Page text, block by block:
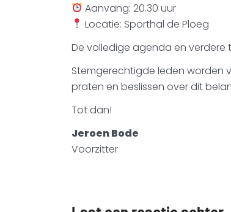
Aanvang: 20.30 uur
Locatie: Sporthal de Ploeg
De volledige agenda en verdere
Stemgerechtigde leden worden
praten en beslissen over dit
Tot dan!
Jeroen Bode
Voorzitter